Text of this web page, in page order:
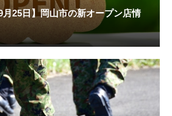
月25日】岡山市の新オープン店情